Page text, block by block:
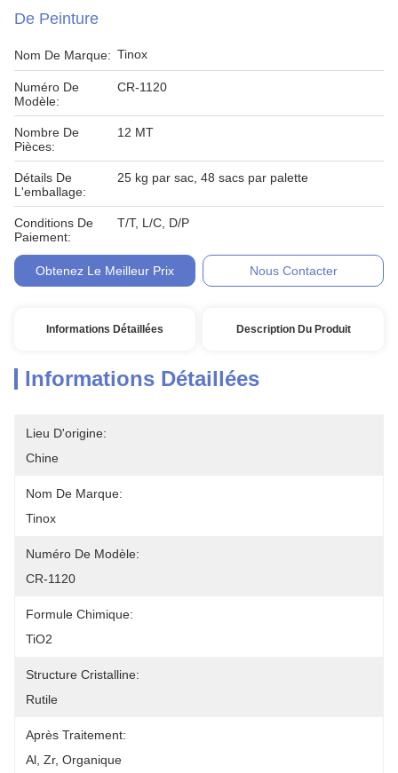
De Peinture
Nom De Marque: Tinox
Numéro De
Modèle:
CR-1120
Nombre De
Pièces:
12 MT
Détails De
L'emballage:
25 kg par sac, 48 sacs par palette
Conditions De
Paiement:
T/T, L/C, D/P
Obtenez Le Meilleur Prix Nous Contacter
Informations Détaillées Description Du Produit
Informations Détaillées
Lieu D'origine:
Chine
Nom De Marque:
Tinox
Numéro De Modèle:
CR-1120
Formule Chimique:
TiO2
Structure Cristalline:
Rutile
Après Traitement:
Al, Zr, Organique